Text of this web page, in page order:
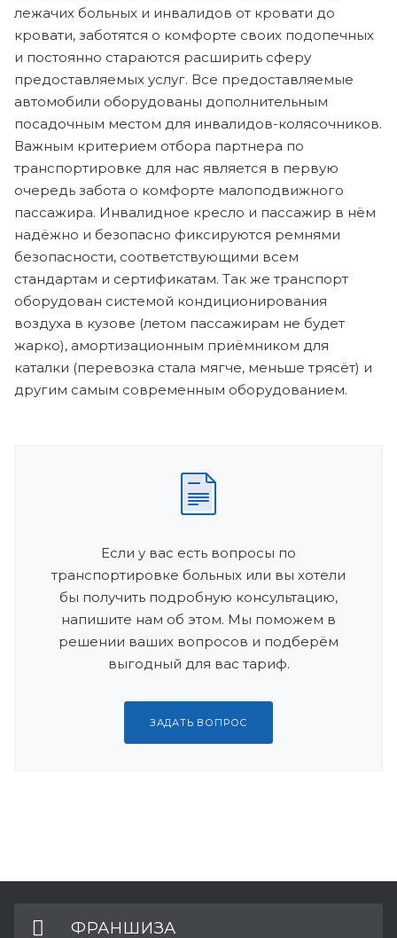
лежачих больных и инвалидов от кровати до
кровати, заботятся о комфорте своих подопечных
и постоянно стараются расширить сферу
предоставляемых услуг. Все предоставляемые
автомобили оборудованы дополнительным
посадочным местом для инвалидов-колясочников.
Важным критерием отбора партнера по
транспортировке для нас является в первую
очередь забота о комфорте малоподвижного
пассажира. Инвалидное кресло и пассажир в нём
надёжно и безопасно фиксируются ремнями
безопасности, соответствующими всем
стандартам и сертификатам. Так же транспорт
оборудован системой кондиционирования
воздуха в кузове (летом пассажирам не будет
жарко), амортизационным приёмником для
каталки (перевозка стала мягче, меньше трясёт) и
другим самым современным оборудованием.
Если у вас есть вопросы по
транспортировке больных или вы хотели
бы получить подробную консультацию,
напишите нам об этом. Мы поможем в
решении ваших вопросов и подберём
выгодный для вас тариф.
ЗАДАТЬ ВОПРОС
ФРАНШИЗА